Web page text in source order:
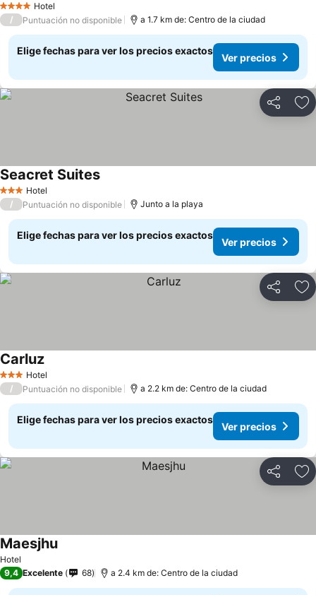
4 EstrellasHotel
/
Puntuación no disponible a 1.7 km de: Centro de la ciudad
Elige fechas para ver los precios exactos
Ver precios
Compartir
3 Estrellas
Hotel
Seacret Suites
/ Puntuación no disponible Junto a la playa
Elige fechas para ver los precios exactos
Ver precios
Compartir
3 Estrellas
Hotel
Carluz
/ Puntuación no disponible a 2.2 km de: Centro de la ciudad
Elige fechas para ver los precios exactos
Ver precios
Compartir
Hotel
Maesjhu
9,4 Excelente 68 a 2.4 km de: Centro de la ciudad